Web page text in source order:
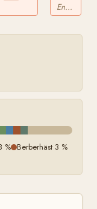
Byerley
Turk
Engelskt Fullblod
% Berberhäst 3 %